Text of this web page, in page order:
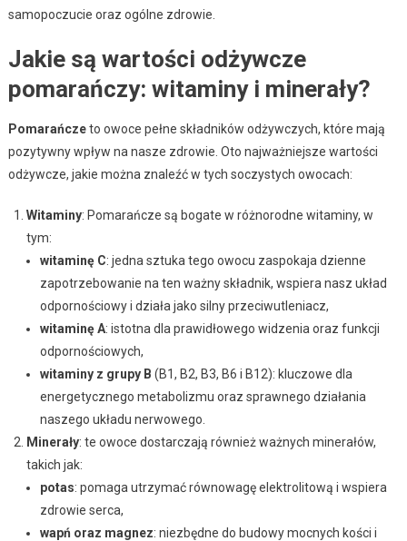
samopoczucie oraz ogólne zdrowie.
Jakie są wartości odżywcze
pomarańczy: witaminy i minerały?
Pomarańczeto owoce pełne składników odżywczych, które mają
pozytywny wpływ na nasze zdrowie. Oto najważniejsze wartości
odżywcze, jakie można znaleźć w tych soczystych owocach:
Witaminy: Pomarańcze są bogate w różnorodne witaminy, w
tym:
witaminę C: jedna sztuka tego owocu zaspokaja dzienne
zapotrzebowanie na ten ważny składnik, wspiera nasz układ
odpornościowy i działa jako silny przeciwutleniacz,
witaminę A: istotna dla prawidłowego widzenia oraz funkcji
odpornościowych,
witaminy z grupy B (B1, B2, B3, B6 i B12): kluczowe dla
energetycznego metabolizmu oraz sprawnego działania
naszego układu nerwowego.
Minerały: te owoce dostarczają również ważnych minerałów,
takich jak:
potas: pomaga utrzymać równowagę elektrolitową i wspiera
zdrowie serca,
wapń oraz magnez: niezbędne do budowy mocnych kości i